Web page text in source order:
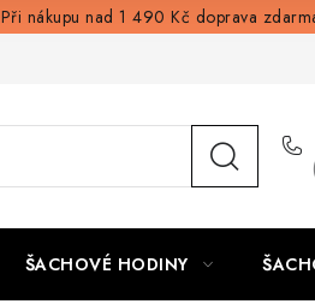
Při nákupu nad 1 490 Kč doprava
ŠACHOVÉ HODINY